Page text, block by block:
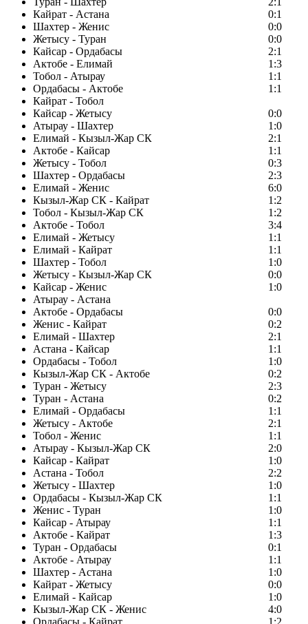
Кайрат - Астана
0:1
Шахтер - Женис
0:0
Жетысу - Туран
0:0
Кайсар - Ордабасы
2:1
Актобе - Елимай
1:3
Тобол - Атырау
1:1
Ордабасы - Актобе
1:1
Кайрат - Тобол
Кайсар - Жетысу
0:0
Атырау - Шахтер
1:0
Елимай - Кызыл-Жар СК
2:1
Актобе - Кайсар
1:1
Жетысу - Тобол
0:3
Шахтер - Ордабасы
2:3
Елимай - Женис
6:0
Кызыл-Жар СК - Кайрат
1:2
Тобол - Кызыл-Жар СК
1:2
Актобе - Тобол
3:4
Елимай - Жетысу
1:1
Елимай - Кайрат
1:1
Шахтер - Тобол
1:0
Жетысу - Кызыл-Жар СК
0:0
Кайсар - Женис
1:0
Атырау - Астана
Актобе - Ордабасы
0:0
Женис - Кайрат
0:2
Елимай - Шахтер
2:1
Астана - Кайсар
1:1
Ордабасы - Тобол
1:0
Кызыл-Жар СК - Актобе
0:2
Туран - Жетысу
2:3
Туран - Астана
0:2
Елимай - Ордабасы
1:1
Жетысу - Актобе
2:1
Тобол - Женис
1:1
Атырау - Кызыл-Жар СК
2:0
Кайсар - Кайрат
1:0
Астана - Тобол
2:2
Жетысу - Шахтер
1:0
Ордабасы - Кызыл-Жар СК
1:1
Женис - Туран
1:0
Кайсар - Атырау
1:1
Актобе - Кайрат
1:3
Туран - Ордабасы
0:1
Актобе - Атырау
1:1
Шахтер - Астана
1:0
Кайрат - Жетысу
0:0
Елимай - Кайсар
1:0
Кызыл-Жар СК - Женис
4:0